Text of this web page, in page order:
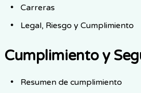
Carreras
Legal, Riesgo y Cumplimiento
Cumplimiento y
Resumen de cumplimiento